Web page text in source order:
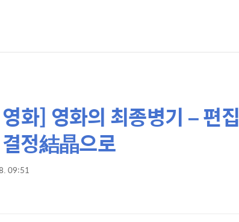
화] 영화의 최종병기 – 편집
정結晶으로
09:51